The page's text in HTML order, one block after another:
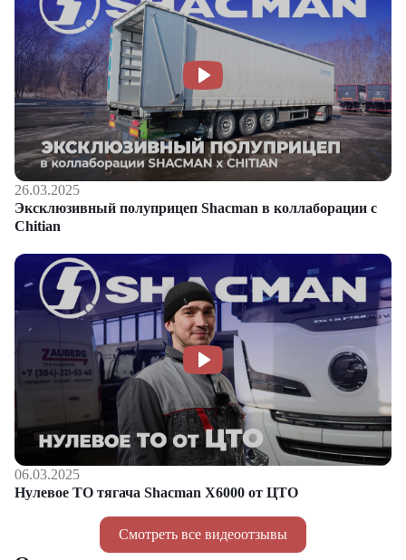
Смотреть все видеоотзывы
26.03.2025
Эксклюзивный полуприцеп Shacman в коллаборации с
Chitian
06.03.2025
Нулевое ТО тягача Shacman Х6000 от ЦТО